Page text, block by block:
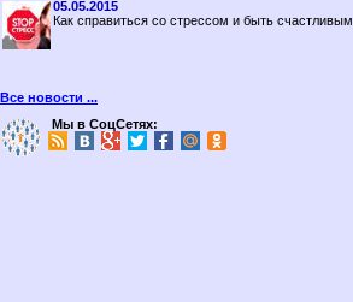
05.05.2015
Как справиться со стрессом и быть счастливым
Все новости ...
Мы в СоцСетях: